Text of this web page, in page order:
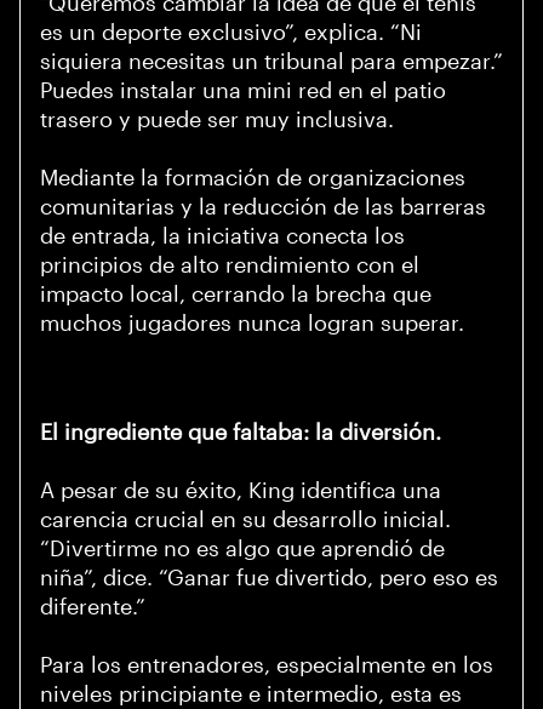
es un deporte exclusivo”, explica. “Ni
siquiera necesitas un tribunal para empezar.”
Puedes instalar una mini red en el patio
trasero y puede ser muy inclusiva.
Mediante la formación de organizaciones
comunitarias y la reducción de las barreras
de entrada, la iniciativa conecta los
principios de alto rendimiento con el
impacto local, cerrando la brecha que
muchos jugadores nunca logran superar.
El ingrediente que faltaba: la diversión.
A pesar de su éxito, King identifica una
carencia crucial en su desarrollo inicial.
“Divertirme no es algo que aprendió de
niña”, dice. “Ganar fue divertido, pero eso es
diferente.”
Para los entrenadores, especialmente en los
niveles principiante e intermedio, esta es